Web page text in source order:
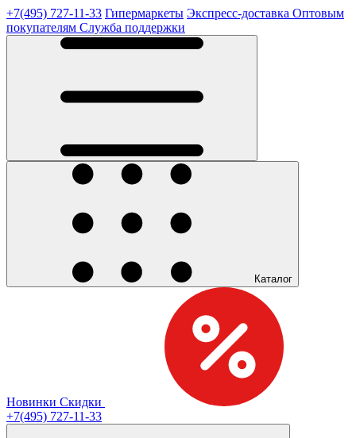
+7(495) 727-11-33 Гипермаркеты Экспресс-доставка Оптовым
покупателям Служба поддержки
Каталог
Новинки Скидки
+7(495) 727-11-33